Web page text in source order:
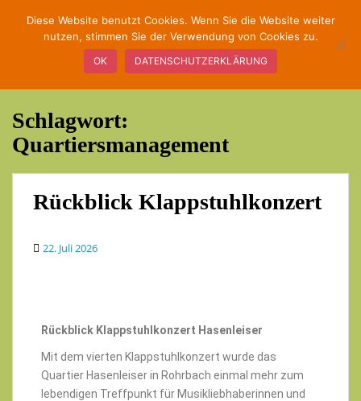
Schlagwort:
Quartiersmanagement
Rückblick Klappstuhlkonzert
22. Juli 2026
Rückblick Klappstuhlkonzert Hasenleiser
Mit dem vierten Klappstuhlkonzert wurde das
Quartier Hasenleiser in Rohrbach einmal mehr zum
lebendigen Treffpunkt für Musikliebhaberinnen und
Diese Website benutzt Cookies. Wenn Sie die Website weiter
nutzen, stimmen Sie der Verwendung von Cookies zu.
OK DATENSCHUTZERKLÄRUNG